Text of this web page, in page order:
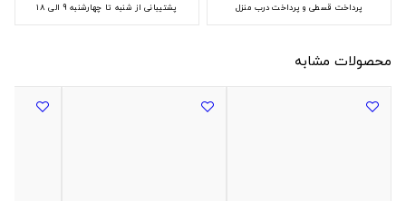
پرداخت قسطی و پرداخت درب منزل پشتیبانی از شنبه تا چهارشنبه 9 الی 18
محصولات مشابه